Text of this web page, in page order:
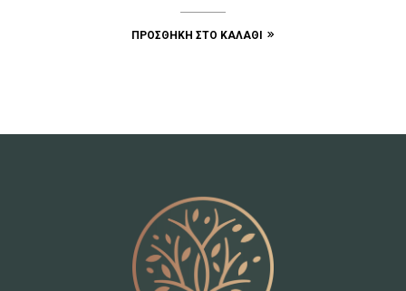
ΠΡΟΣΘΉΚΗ ΣΤΟ ΚΑΛΆΘΙ